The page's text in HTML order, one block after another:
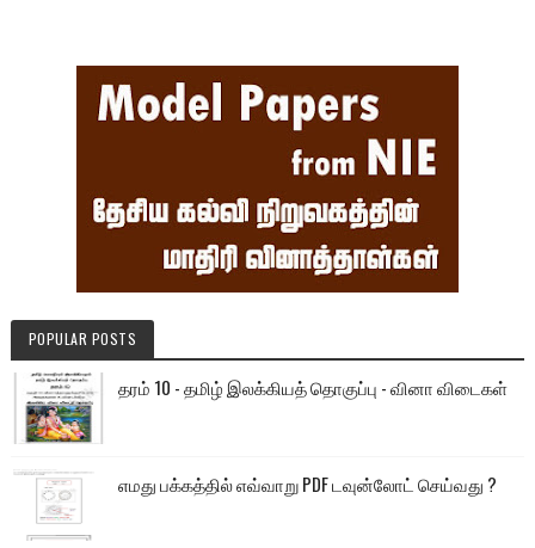
POPULAR POSTS
தரம் 10 - தமிழ் இலக்கியத் தொகுப்பு - வினா விடைகள்
எமது பக்கத்தில் எவ்வாறு PDF டவுன்லோட் செய்வது ?